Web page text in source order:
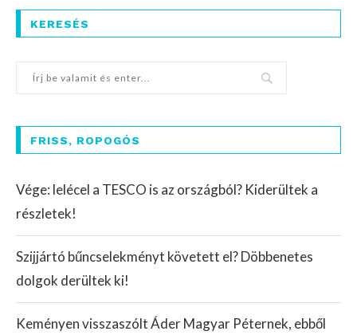
KERESÉS
FRISS, ROPOGÓS
Vége: lelécel a TESCO is az országból? Kiderültek a
részletek!
Szijjártó bűncselekményt követett el? Döbbenetes
dolgok derültek ki!
Keményen visszaszólt Áder Magyar Péternek, ebből